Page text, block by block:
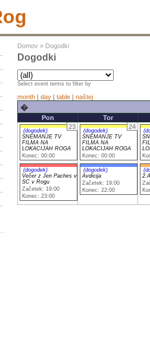
Domov » Dogodki
Dogodki
Select event terms to filter by
month | day | table | naštej
�
Pon
Tor
23
(dogodek)
SNEMANJE TV
FILMA NA
LOKACIJAH ROGA
Konec: 00:00
(dogodek)
Večer z Jen Paches v
SC v Rogu
Začetek: 19:00
Konec: 23:00
24
(dogodek)
SNEMANJE TV
FILMA NA
LOKACIJAH ROGA
Konec: 00:00
(dogodek)
Avdicija
Začetek: 19:00
Konec: 22:00